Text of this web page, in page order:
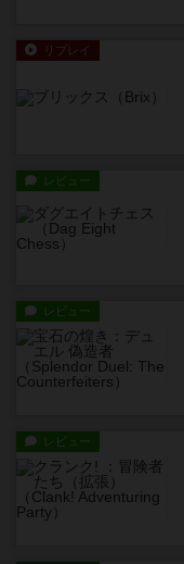
リプレイ
レビュー
レビュー
レビュー